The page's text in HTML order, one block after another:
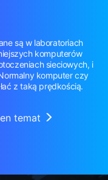
są w laboratoriach
komputerów
sieciowych, i
komputer czy
z taką prędkością.
temat